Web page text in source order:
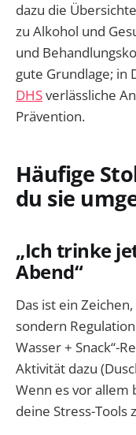
dazu die
zu Alkohol und
und
gute Grundlage; in
DHSverlässliche
Prävention.
Häufige
du sie
„Ich trinke
Abend“
Das ist ein
sondern
Wasser + Snack“-
Aktivität dazu
Wenn es vor allem
deine Stress-Tools